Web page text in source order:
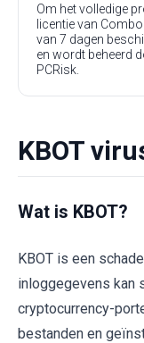
Om het volledige
licentie van
van 7 dagen
en wordt beheerd
PCRisk.
KBOT
Wat is KBOT?
KBOT is een
inloggegevens kan
cryptocurrency-
bestanden en